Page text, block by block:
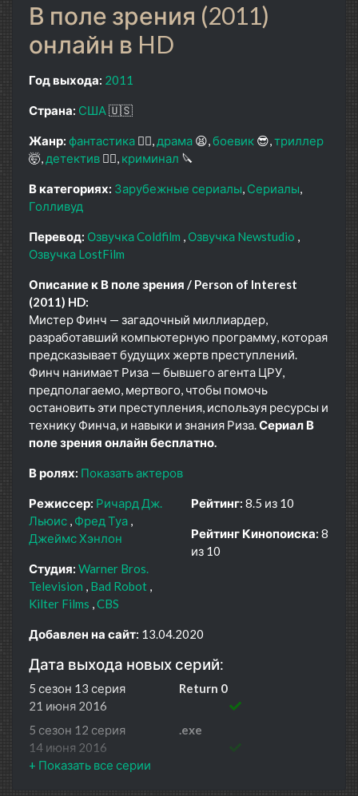
В поле зрения (2011)
онлайн в HD
Год выхода: 2011
Страна: США🇺🇸
Жанр: фантастика 🧙‍♀️ драма 😫 боевик 😎 триллер
🤯 детектив 🕵️‍♂️ криминал 🔪
В категориях: Зарубежные сериалы Сериалы
Голливуд
Перевод: Озвучка Coldfilm
Озвучка Newstudio
Озвучка LostFilm
Описание к В поле зрения / Person of Interest
(2011) HD:
Мистер Финч — загадочный миллиардер,
разработавший компьютерную программу, которая
предсказывает будущих жертв преступлений.
Финч нанимает Риза — бывшего агента ЦРУ,
предполагаемо, мертвого, чтобы помочь
остановить эти преступления, используя ресурсы и
технику Финча, и навыки и знания Риза.Сериал В
поле зрения онлайн бесплатно.
В ролях: Показать актеров
Режиссер: Ричард Дж.
Льюис Фред Туа
Джеймс Хэнлон
Студия: Warner Bros.
Television
Bad Robot
Kilter Films CBS
Рейтинг: 8.5 из 10
Рейтинг Кинопоиска: 8
из 10
Добавлен на сайт: 13.04.2020
Дата выхода новых серий:
5 сезон 13 серия
Return 0
21 июня 2016
5 сезон 12 серия
.exe
14 июня 2016
5 сезон 11 серия